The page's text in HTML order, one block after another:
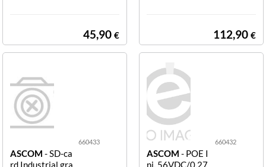
45,90 € 112,90 €
660433
ASCOM - SD-ca
rd Industrial gra
660432
ASCOM - POE I
nj. 56VDC/0,27